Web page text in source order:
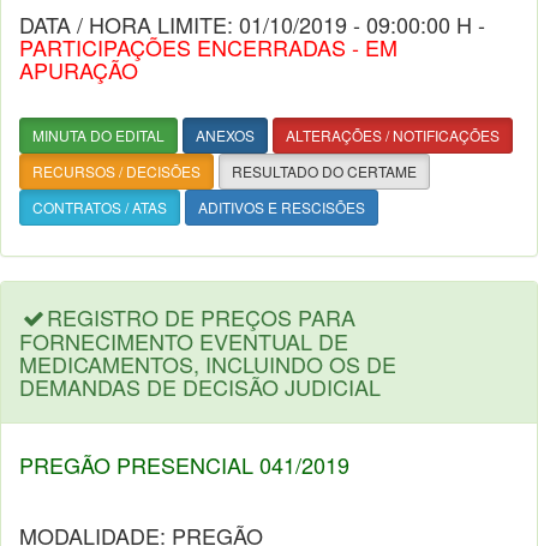
DATA / HORA LIMITE: 01/10/2019 - 09:00:00 H -
PARTICIPAÇÕES ENCERRADAS - EM
APURAÇÃO
MINUTA DO EDITAL ANEXOS
ALTERAÇÕES / NOTIFICAÇÕES
RECURSOS / DECISÕES
RESULTADO DO CERTAME
CONTRATOS / ATAS
ADITIVOS E RESCISÕES
REGISTRO DE PREÇOS PARA
FORNECIMENTO EVENTUAL DE
MEDICAMENTOS, INCLUINDO OS DE
DEMANDAS DE DECISÃO JUDICIAL
PREGÃO PRESENCIAL 041/2019
MODALIDADE: PREGÃO